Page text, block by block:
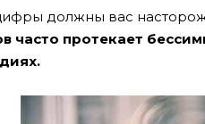
должны вас
часто протекает